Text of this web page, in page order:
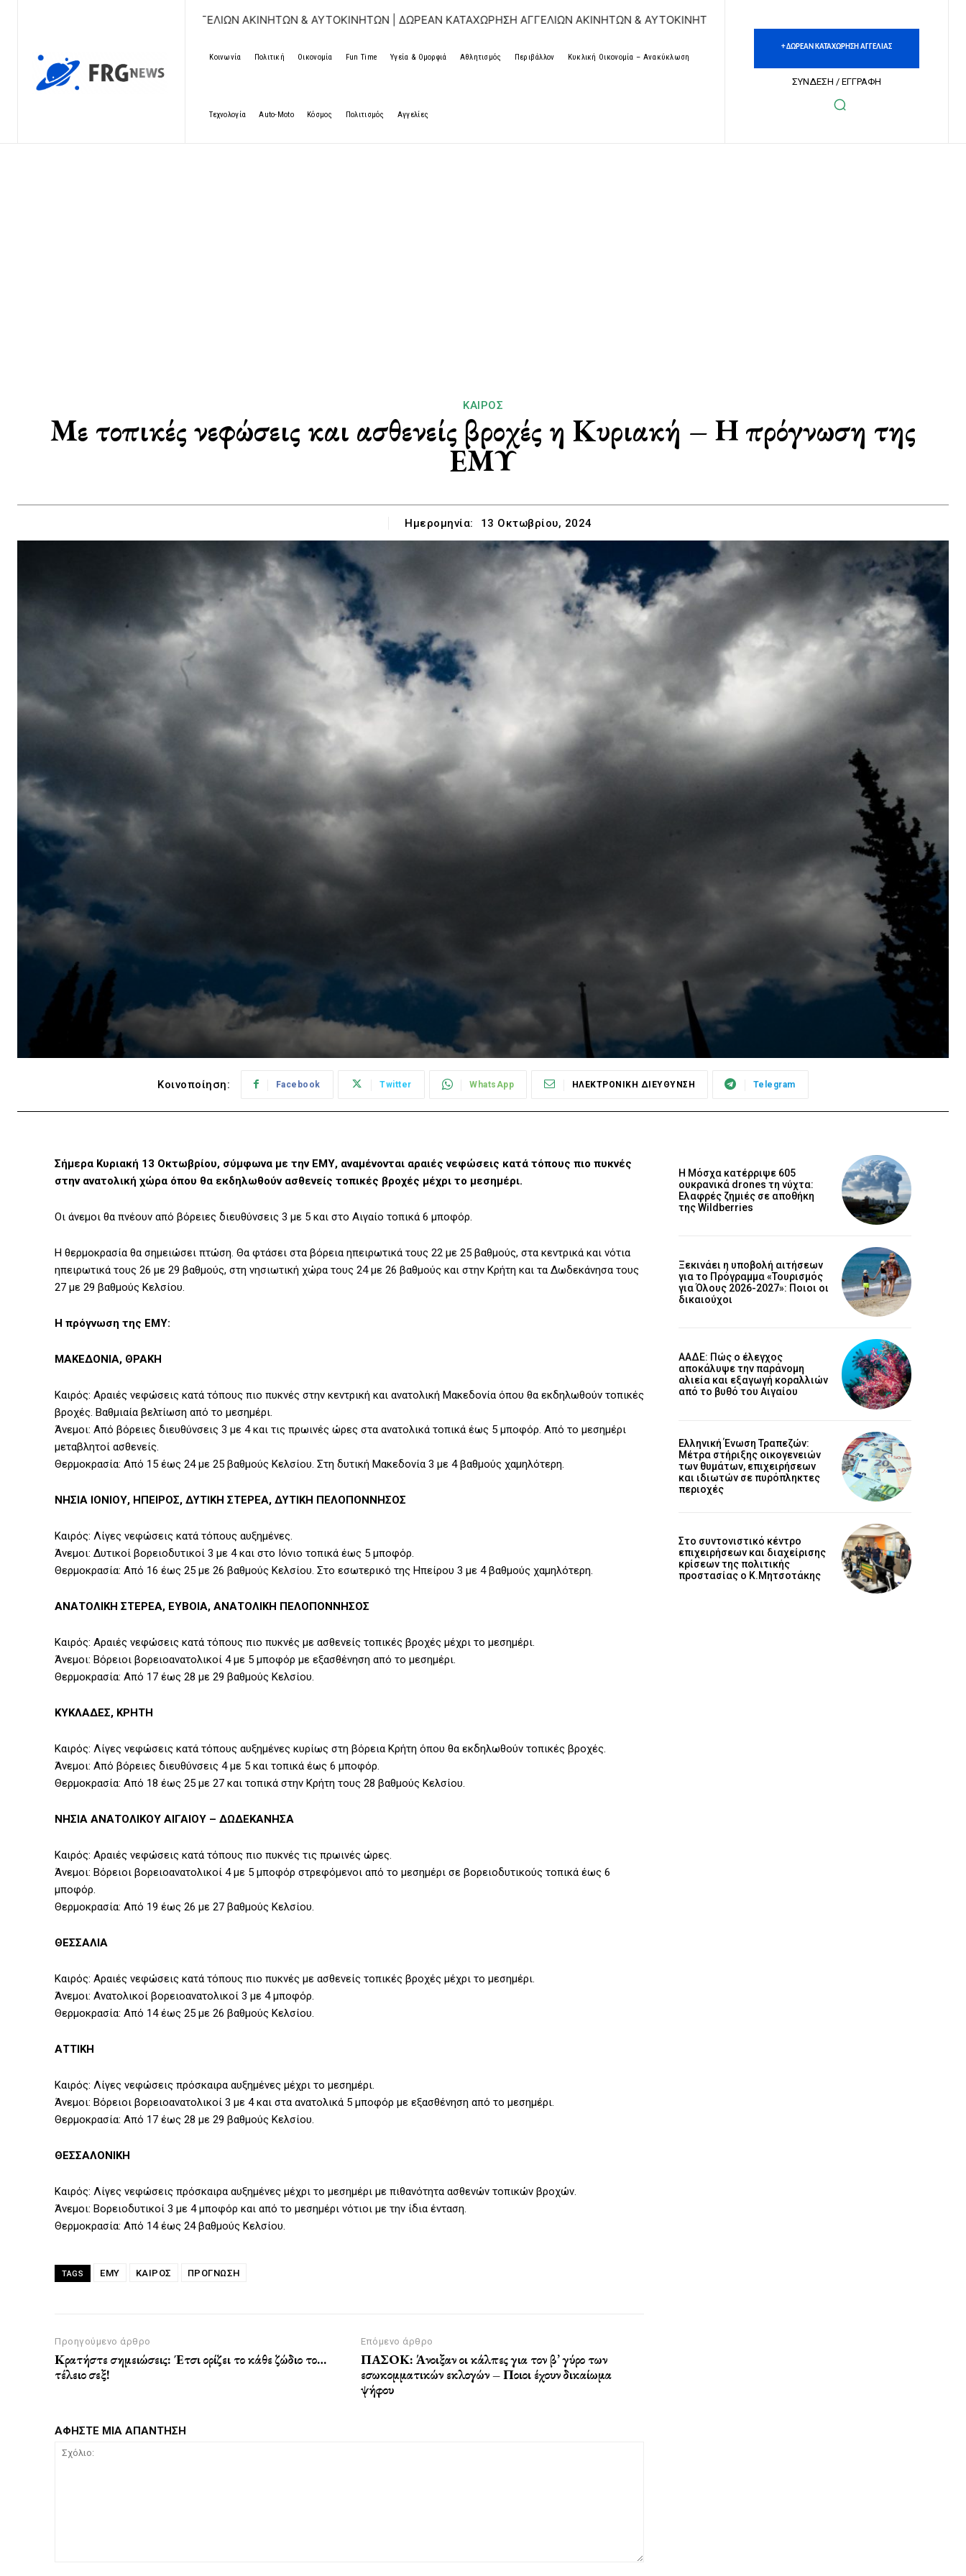
ΔΩΡΕΑΝ ΚΑΤΑΧΩΡΗΣΗ ΑΓΓΕΛΙΩΝ ΑΚΙΝΗΤΩΝ & ΑΥΤΟΚΙΝΗΤΩΝ | ΔΩΡΕΑΝ ΚΑΤΑΧΩΡΗΣΗ ΑΓΓΕΛΙΩΝ ΑΚΙΝΗΤΩΝ & ΑΥΤΟΚΙΝΗΤΩΝ | ΔΩΡΕΑΝ ΚΑΤΑΧΩΡΗΣΗ ΑΓΓΕΛΙΩΝ ΑΚΙΝΗΤΩΝ &
Κοινωνία Πολιτική Οικονομία Fun Time Υγεία & Ομορφιά Αθλητισμός Περιβάλλον Κυκλική Οικονομία – Ανακύκλωση
Τεχνολογία Auto-Moto Κόσμος Πολιτισμός Αγγελίες
+ ΔΩΡΕΑΝ ΚΑΤΑΧΩΡΗΣΗ ΑΓΓΕΛΙΑΣ
ΣΥΝΔΕΣΗ / ΕΓΓΡΑΦΗ
ΚΑΙΡΌΣ
Με τοπικές νεφώσεις και ασθενείς βροχές η Κυριακή – Η πρόγνωση της
ΕΜΥ
Ημερομηνία: 13 Οκτωβρίου, 2024
Κοινοποίηση: Facebook Twitter WhatsApp ΗΛΕΚΤΡΟΝΙΚΗ ΔΙΕΥΘΥΝΣΗ Telegram
Σήμερα Κυριακή 13 Οκτωβρίου, σύμφωνα με την ΕΜΥ, αναμένονται αραιές νεφώσεις κατά τόπους πιο πυκνές
στην ανατολική χώρα όπου θα εκδηλωθούν ασθενείς τοπικές βροχές μέχρι το μεσημέρι.
Οι άνεμοι θα πνέουν από βόρειες διευθύνσεις 3 με 5 και στο Αιγαίο τοπικά 6 μποφόρ.
Η θερμοκρασία θα σημειώσει πτώση. Θα φτάσει στα βόρεια ηπειρωτικά τους 22 με 25 βαθμούς, στα κεντρικά και νότια
ηπειρωτικά τους 26 με 29 βαθμούς, στη νησιωτική χώρα τους 24 με 26 βαθμούς και στην Κρήτη και τα Δωδεκάνησα τους
27 με 29 βαθμούς Κελσίου.
Η πρόγνωση της ΕΜΥ:
ΜΑΚΕΔΟΝΙΑ, ΘΡΑΚΗ
Καιρός: Αραιές νεφώσεις κατά τόπους πιο πυκνές στην κεντρική και ανατολική Μακεδονία όπου θα εκδηλωθούν τοπικές
βροχές. Βαθμιαία βελτίωση από το μεσημέρι.
Άνεμοι: Από βόρειες διευθύνσεις 3 με 4 και τις πρωινές ώρες στα ανατολικά τοπικά έως 5 μποφόρ. Από το μεσημέρι
μεταβλητοί ασθενείς.
Θερμοκρασία: Από 15 έως 24 με 25 βαθμούς Κελσίου. Στη δυτική Μακεδονία 3 με 4 βαθμούς χαμηλότερη.
ΝΗΣΙΑ ΙΟΝΙΟΥ, ΗΠΕΙΡΟΣ, ΔΥΤΙΚΗ ΣΤΕΡΕΑ, ΔΥΤΙΚΗ ΠΕΛΟΠΟΝΝΗΣΟΣ
Καιρός: Λίγες νεφώσεις κατά τόπους αυξημένες.
Άνεμοι: Δυτικοί βορειοδυτικοί 3 με 4 και στο Ιόνιο τοπικά έως 5 μποφόρ.
Θερμοκρασία: Από 16 έως 25 με 26 βαθμούς Κελσίου. Στο εσωτερικό της Ηπείρου 3 με 4 βαθμούς χαμηλότερη.
ΑΝΑΤΟΛΙΚΗ ΣΤΕΡΕΑ, ΕΥΒΟΙΑ, ΑΝΑΤΟΛΙΚΗ ΠΕΛΟΠΟΝΝΗΣΟΣ
Καιρός: Αραιές νεφώσεις κατά τόπους πιο πυκνές με ασθενείς τοπικές βροχές μέχρι το μεσημέρι.
Άνεμοι: Βόρειοι βορειοανατολικοί 4 με 5 μποφόρ με εξασθένηση από το μεσημέρι.
Θερμοκρασία: Από 17 έως 28 με 29 βαθμούς Κελσίου.
ΚΥΚΛΑΔΕΣ, ΚΡΗΤΗ
Καιρός: Λίγες νεφώσεις κατά τόπους αυξημένες κυρίως στη βόρεια Κρήτη όπου θα εκδηλωθούν τοπικές βροχές.
Άνεμοι: Από βόρειες διευθύνσεις 4 με 5 και τοπικά έως 6 μποφόρ.
Θερμοκρασία: Από 18 έως 25 με 27 και τοπικά στην Κρήτη τους 28 βαθμούς Κελσίου.
ΝΗΣΙΑ ΑΝΑΤΟΛΙΚΟΥ ΑΙΓΑΙΟΥ – ΔΩΔΕΚΑΝΗΣΑ
Καιρός: Αραιές νεφώσεις κατά τόπους πιο πυκνές τις πρωινές ώρες.
Άνεμοι: Βόρειοι βορειοανατολικοί 4 με 5 μποφόρ στρεφόμενοι από το μεσημέρι σε βορειοδυτικούς τοπικά έως 6
μποφόρ.
Θερμοκρασία: Από 19 έως 26 με 27 βαθμούς Κελσίου.
ΘΕΣΣΑΛΙΑ
Καιρός: Αραιές νεφώσεις κατά τόπους πιο πυκνές με ασθενείς τοπικές βροχές μέχρι το μεσημέρι.
Άνεμοι: Ανατολικοί βορειοανατολικοί 3 με 4 μποφόρ.
Θερμοκρασία: Από 14 έως 25 με 26 βαθμούς Κελσίου.
ΑΤΤΙΚΗ
Καιρός: Λίγες νεφώσεις πρόσκαιρα αυξημένες μέχρι το μεσημέρι.
Άνεμοι: Βόρειοι βορειοανατολικοί 3 με 4 και στα ανατολικά 5 μποφόρ με εξασθένηση από το μεσημέρι.
Θερμοκρασία: Από 17 έως 28 με 29 βαθμούς Κελσίου.
ΘΕΣΣΑΛΟΝΙΚΗ
Καιρός: Λίγες νεφώσεις πρόσκαιρα αυξημένες μέχρι το μεσημέρι με πιθανότητα ασθενών τοπικών βροχών.
Άνεμοι: Βορειοδυτικοί 3 με 4 μποφόρ και από το μεσημέρι νότιοι με την ίδια ένταση.
Θερμοκρασία: Από 14 έως 24 βαθμούς Κελσίου.
TAGS ΕΜΥ ΚΑΙΡΟΣ ΠΡΟΓΝΩΣΗ
Προηγούμενο άρθρο
Κρατήστε σημειώσεις: Έτσι ορίζει το κάθε ζώδιο το…
τέλειο σεξ!
Επόμενο άρθρο
ΠΑΣΟΚ: Άνοιξαν οι κάλπες για τον β’ γύρο των
εσωκομματικών εκλογών – Ποιοι έχουν δικαίωμα
ψήφου
ΑΦΗΣΤΕ ΜΙΑ ΑΠΑΝΤΗΣΗ
Η Μόσχα κατέρριψε 605
ουκρανικά drones τη νύχτα:
Ελαφρές ζημιές σε αποθήκη
της Wildberries
Ξεκινάει η υποβολή αιτήσεων
για το Πρόγραμμα «Τουρισμός
για Όλους 2026-2027»: Ποιοι οι
δικαιούχοι
ΑΑΔΕ: Πώς ο έλεγχος
αποκάλυψε την παράνομη
αλιεία και εξαγωγή κοραλλιών
από το βυθό του Αιγαίου
Ελληνική Ένωση Τραπεζών:
Μέτρα στήριξης οικογενειών
των θυμάτων, επιχειρήσεων
και ιδιωτών σε πυρόπληκτες
περιοχές
Στο συντονιστικό κέντρο
επιχειρήσεων και διαχείρισης
κρίσεων της πολιτικής
προστασίας ο Κ.Μητσοτάκης